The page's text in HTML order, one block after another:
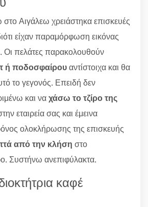
Αιγάλεω χρειάστηκα επισκευές
είχαν παραμόρφωση εικόνας
Οι πελάτες παρακολουθούν
ή ποδοσφαίρουαντίστοιχα και θα
το γεγονός. Επειδή δεν
και ναχάσω το τζίρο της
εταιρεία σας και έμεινα
ολοκλήρωσης της επισκευής
από την κλήση στο
Συστήνω ανεπιφύλακτα.
καφέ